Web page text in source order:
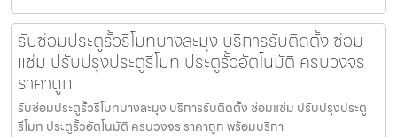
รับซ่อมประตูรั้วรีโมทบางละมุง บริการรับติดตั้ง ซ่อม
แซ่ม ปรับปรุงประตูรีโมท ประตูรั้วอัตโนมัติ ครบวงจร
ราคาถูก
รับซ่อมประตูรั้วรีโมทบางละมุง บริการรับติดตั้ง ซ่อมแซ่ม ปรับปรุงประตู
รีโมท ประตูรั้วอัตโนมัติ ครบวงจร ราคาถูก พร้อมบริกา